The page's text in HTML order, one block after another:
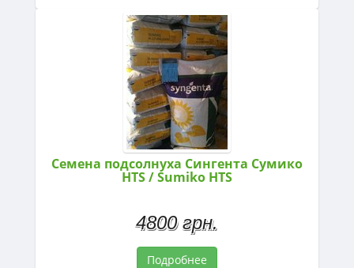
Семена подсолнуха Сингента Сумико
HTS / Sumiko HTS
4800 грн.
Подробнее